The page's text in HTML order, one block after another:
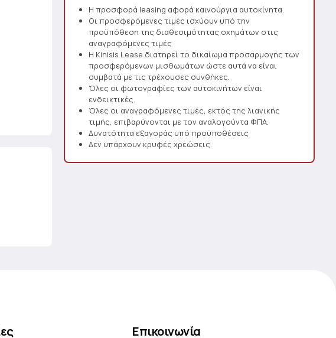
Η προσφορά leasing αφορά καινούργια αυτοκίνητα.
Οι προσφερόμενες τιμές ισχύουν υπό την
προϋπόθεση της διαθεσιμότητας οχημάτων στις
αναγραφόμενες τιμές
Η Kinisis Lease διατηρεί το δικαίωμα προσαρμογής των
προσφερόμενων μισθωμάτων ώστε αυτά να είναι
συμβατά με τις τρέχουσες συνθήκες.
Όλες οι φωτογραφίες των αυτοκινήτων είναι
ενδεικτικές.
Όλες οι αναγραφόμενες τιμές, εκτός της λιανικής
τιμής, επιβαρύνονται με τον αναλογούντα ΦΠΑ.
Δυνατότητα εξαγοράς υπό προϋποθέσεις
Δεν υπάρχουν κρυφές χρεώσεις.
Επικοινωνία